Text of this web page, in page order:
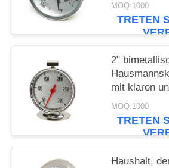
MOQ:1000
TRETEN
2"
mit klaren
Lesungen
MOQ:1000
TRETEN
Haushalt,